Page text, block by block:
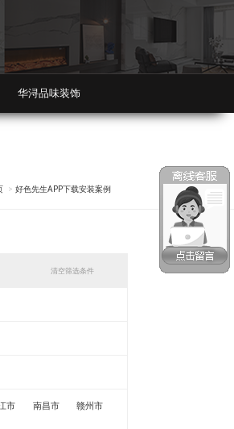
污污污
华浔品味装饰
好色先生APP下载安装案例
清空筛选条件
市 南昌市 赣州市